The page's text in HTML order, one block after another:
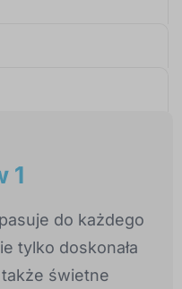
1
do każdego
tylko doskonała
świetne